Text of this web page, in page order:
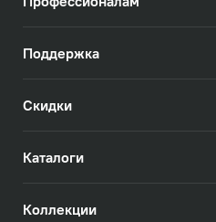
Поддержка
Скидки
Каталоги
Коллекции